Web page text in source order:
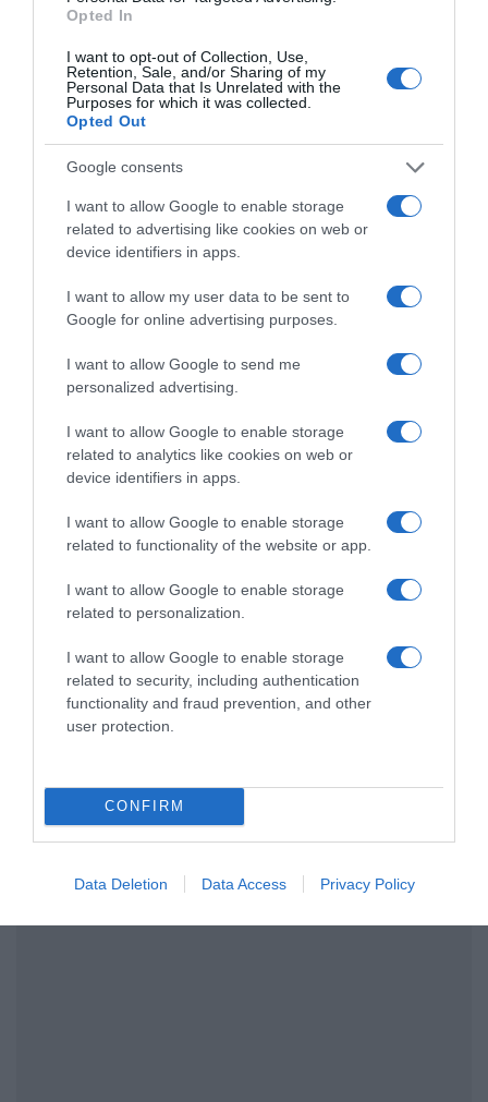
Opted In
I want to opt-out of Collection, Use,
Retention, Sale, and/or Sharing of my
Personal Data that Is Unrelated with the
Purposes for which it was collected.
Opted Out
Google consents
I want to allow Google to enable storage
related to advertising like cookies on web or
device identifiers in apps.
I want to allow my user data to be sent to
Google for online advertising purposes.
I want to allow Google to send me
personalized advertising.
I want to allow Google to enable storage
related to analytics like cookies on web or
device identifiers in apps.
I want to allow Google to enable storage
related to functionality of the website or app.
I want to allow Google to enable storage
related to personalization.
I want to allow Google to enable storage
related to security, including authentication
functionality and fraud prevention, and other
user protection.
CONFIRM
Data Deletion Data Access Privacy Policy
Προσθήκη ως προτεινόμενη
Ειδήσεις σήμερα
Δείτε τις προσπάθειες χελώνας να
γεννήσει σε παραλία της Ρόδου – Η
προειδοποίηση των κατοίκων (βίντεο)
Τροχαίο στον Κηφισό – Καθυστερήσεις
στο ρεύμα προς Πειραιά
Μητσοτάκης: “Η ενίσχυση της
παραγωγικής βάσης στρατηγική
προτεραιότητα για μία πιο ανταγωνιστική,
οικονομία”
“Ελευθέριος Βενιζέλος”: Συνελήφθη
37χρονος με 4 μαχαίρια και δύο ψαλίδια
Ακολούθησε το debater.gr στοGoogle News
και μάθετε πρώτοι όλες τις ειδήσεις
Share Tweet